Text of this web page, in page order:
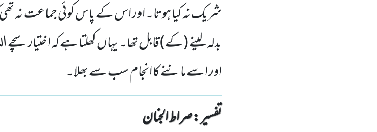
شریک نہ کیا ہوتا۔ اور اس کے پاس کوئی جماعت نہ
بدلہ لینے (کے) قابل تھا۔ یہاں کھلتا ہے کہ اختیار
اور اسے ماننے کا انجام سب سے بھلا۔
تفسیر : ‎صراط الجنان